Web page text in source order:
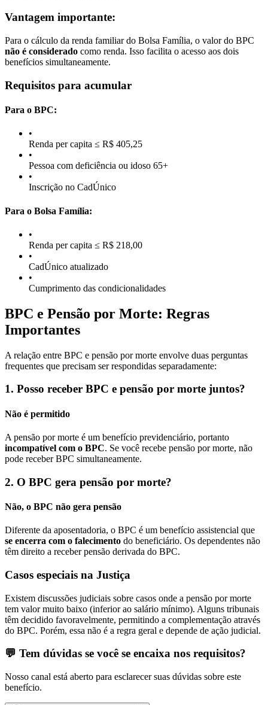
Vantagem importante:
Para o cálculo da renda familiar do Bolsa Família, o valor do BPC
não é considerado como renda. Isso facilita o acesso aos dois
benefícios simultaneamente.
Requisitos para acumular
Para o BPC:
•
Renda per capita ≤ R$ 405,25
•
Pessoa com deficiência ou idoso 65+
•
Inscrição no CadÚnico
Para o Bolsa Família:
•
Renda per capita ≤ R$ 218,00
•
CadÚnico atualizado
•
Cumprimento das condicionalidades
BPC e Pensão por Morte: Regras
Importantes
A relação entre BPC e pensão por morte envolve duas perguntas
frequentes que precisam ser respondidas separadamente:
1. Posso receber BPC e pensão por morte juntos?
Não é permitido
A pensão por morte é um benefício previdenciário, portanto
incompatível com o BPC. Se você recebe pensão por morte, não
pode receber BPC simultaneamente.
2. O BPC gera pensão por morte?
Não, o BPC não gera pensão
Diferente da aposentadoria, o BPC é um benefício assistencial que
se encerra com o falecimento do beneficiário. Os dependentes não
têm direito a receber pensão derivada do BPC.
Casos especiais na Justiça
Existem discussões judiciais sobre casos onde a pensão por morte
tem valor muito baixo (inferior ao salário mínimo). Alguns tribunais
têm decidido favoravelmente, permitindo a complementação através
do BPC. Porém, essa não é a regra geral e depende de ação judicial.
💬 Tem dúvidas se você se encaixa nos requisitos?
Nosso canal está aberto para esclarecer suas dúvidas sobre este
benefício.